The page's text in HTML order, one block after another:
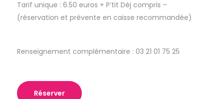
Tarif unique : 6.50 euros + P’tit Déj compris –
(réservation et prévente en caisse recommandée)
Renseignement complémentaire : 03 21 01 75 25
Réserver